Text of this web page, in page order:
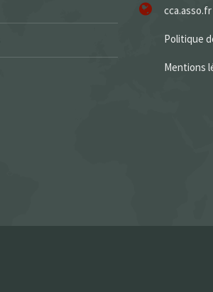
cca.asso.fr
Politique
Mentions